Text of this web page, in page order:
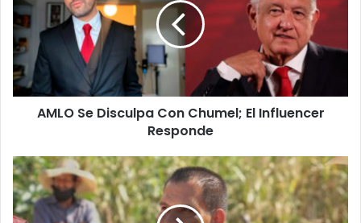
Con
Chumel;
El
Influencer
Responde
AMLO Se Disculpa Con Chumel; El Influencer
Responde
#Tarímbaro
Realiza
Primera
Feria